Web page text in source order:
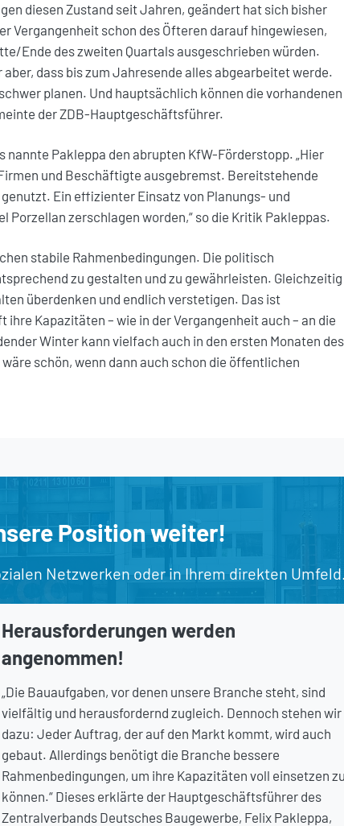
diesen Zustand seit Jahren, geändert hat sich bisher
Vergangenheit schon des Öfteren darauf hingewiesen,
Ende des zweiten Quartals ausgeschrieben würden.
dass bis zum Jahresende alles abgearbeitet werde.
planen. Und hauptsächlich können die vorhandenen
der ZDB-Hauptgeschäftsführer.
Pakleppa den abrupten KfW-Förderstopp. „Hier
und Beschäftigte ausgebremst. Bereitstehende
Ein effizienter Einsatz von Planungs- und
Porzellan zerschlagen worden,“ so die Kritik Pakleppas.
stabile Rahmenbedingungen. Die politisch
zu gestalten und zu gewährleisten. Gleichzeitig
überdenken und endlich verstetigen. Das ist
Kapazitäten – wie in der Vergangenheit auch – an die
Winter kann vielfach auch in den ersten Monaten des
schön, wenn dann auch schon die öffentlichen
Position weiter!
Netzwerken oder in Ihrem direkten Umfeld.
Herausforderungen werden
angenommen!
„Die Bauaufgaben, vor denen unsere Branche steht, sind
vielfältig und herausfordernd zugleich. Dennoch stehen wir
dazu: Jeder Auftrag, der auf den Markt kommt, wird auch
gebaut. Allerdings benötigt die Branche bessere
Rahmenbedingungen, um ihre Kapazitäten voll einsetzen zu
können.“ Dieses erklärte der Hauptgeschäftsführer des
Zentralverbands Deutsches Baugewerbe, Felix Pakleppa,